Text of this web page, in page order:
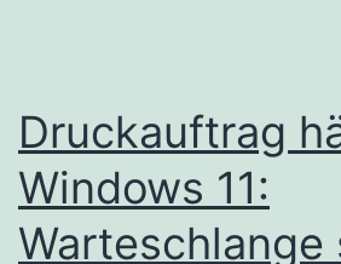
Druckauftrag
Windows 11:
Warteschlange